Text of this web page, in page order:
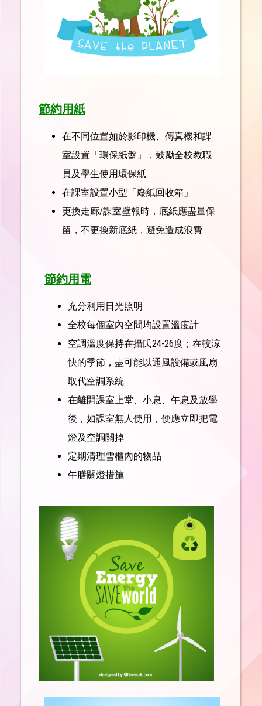
節約用紙
在不同位置如於影印機、傳真機和課
室設置「環保紙盤」，鼓勵全校教職
員及學生使用環保紙
在課室設置小型「廢紙回收箱」
更換走廊/課室壁報時，底紙應盡量保
留，不更換新底紙，避免造成浪費
節約用電
充分利用日光照明
全校每個室內空間均設置溫度計
空調溫度保持在攝氏24-26度；在較涼
快的季節，盡可能以通風設備或風扇
取代空調系統
在離開課室上堂、小息、午息及放學
後，如課室無人使用，便應立即把電
燈及空調關掉
定期清理雪櫃內的物品
午膳關燈措施